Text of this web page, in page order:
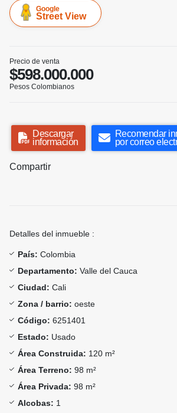
Google
Street View
Precio de venta
$598.000.000
Pesos Colombianos
Descargar
información
Recomendar
por correo
Compartir
Detalles del inmueble :
País: Colombia
Departamento: Valle del Cauca
Ciudad: Cali
Zona / barrio: oeste
Código: 6251401
Estado: Usado
Área Construida: 120 m²
Área Terreno: 98 m²
Área Privada: 98 m²
Alcobas: 1